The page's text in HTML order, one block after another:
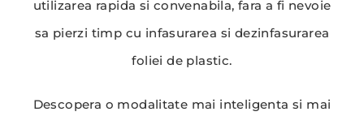
utilizarea rapida si convenabila, fara a fi nevoie
sa pierzi timp cu infasurarea si dezinfasurarea
foliei de plastic.
Descopera o modalitate mai inteligenta si mai